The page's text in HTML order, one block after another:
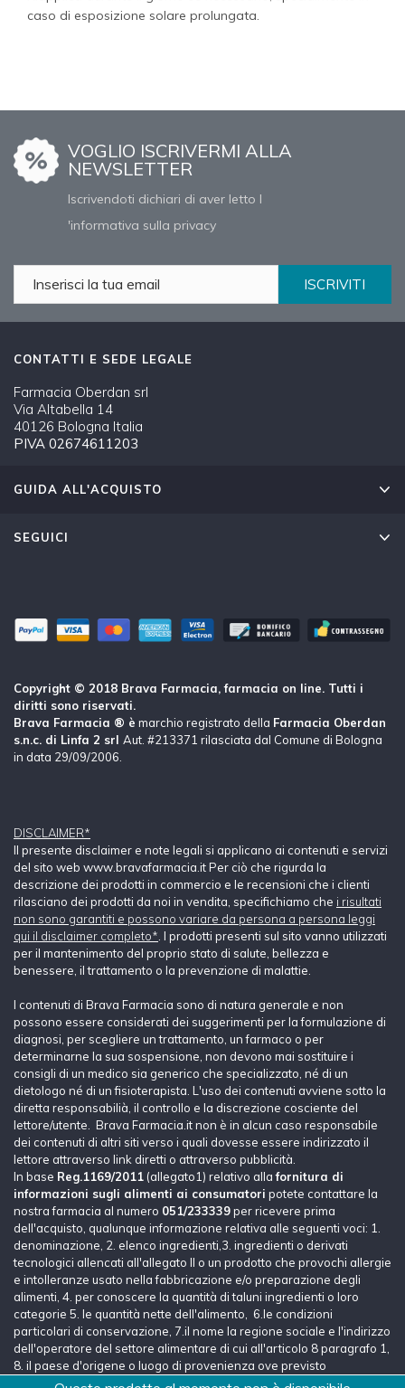
caso di esposizione solare prolungata.
VOGLIO ISCRIVERMI ALLA
NEWSLETTER
Iscrivendoti dichiari di aver letto l
'informativa sulla privacy
ISCRIVITI
CONTATTI E SEDE LEGALE
Farmacia Oberdan srl
Via Altabella 14
40126 Bologna Italia
PIVA 02674611203
GUIDA ALL'ACQUISTO
SEGUICI
Copyright © 2018 Brava Farmacia, farmacia on line. Tutti i
diritti sono riservati.
Brava Farmacia ® è marchio registrato della Farmacia Oberdan
s.n.c. di Linfa 2 srl Aut. #213371 rilasciata dal Comune di Bologna
in data 29/09/2006.
DISCLAIMER*
Il presente disclaimer e note legali si applicano ai contenuti e servizi
del sito web www.bravafarmacia.it Per ciò che rigurda la
descrizione dei prodotti in commercio e le recensioni che i clienti
rilasciano dei prodotti da noi in vendita, specifichiamo che i risultati
non sono garantiti e possono variare da persona a persona leggi
qui il disclaimer completo* . I prodotti presenti sul sito vanno utilizzati
per il mantenimento del proprio stato di salute, bellezza e
benessere, il trattamento o la prevenzione di malattie.
I contenuti di Brava Farmacia sono di natura generale e non
possono essere considerati dei suggerimenti per la formulazione di
diagnosi, per scegliere un trattamento, un farmaco o per
determinarne la sua sospensione, non devono mai sostituire i
consigli di un medico sia generico che specializzato, né di un
dietologo né di un fisioterapista. L'uso dei contenuti avviene sotto la
diretta responsabilià, il controllo e la discrezione cosciente del
lettore/utente. Brava Farmacia.it non è in alcun caso responsabile
dei contenuti di altri siti verso i quali dovesse essere indirizzato il
lettore attraverso link diretti o attraverso pubblicità.
In base Reg.1169/2011 (allegato1) relativo allafornitura di
informazioni sugli alimenti ai consumatori potete contattare la
nostra farmacia al numero 051/233339per ricevere prima
dell'acquisto, qualunque informazione relativa alle seguenti voci: 1.
denominazione, 2. elenco ingredienti,3. ingredienti o derivati
tecnologici allencati all'allegato II o un prodotto che provochi allergie
e intolleranze usato nella fabbricazione e/o preparazione degli
alimenti, 4. per conoscere la quantità di taluni ingredienti o loro
categorie 5. le quantità nette dell'alimento, 6.le condizioni
particolari di conservazione, 7.il nome la regione sociale e l'indirizzo
dell'operatore del settore alimentare di cui all'articolo 8 paragrafo 1,
8. il paese d'origene o luogo di provenienza ove previsto
dall'articolo 26, 9. le istruzioni per l'uso, 9. la dichiarazione